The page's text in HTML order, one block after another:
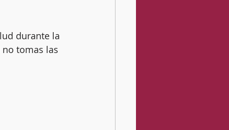
durante la
tomas las